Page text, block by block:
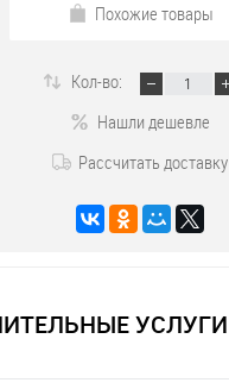
Похожие товары
Кол-во:
Нашли дешевле
Рассчитать доставку
УСЛУГИ